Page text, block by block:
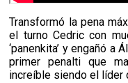
Transformó la pena
el turno Cedric con
‘panenkita’ y engañó a
primer penalti que
increíble siendo el líder